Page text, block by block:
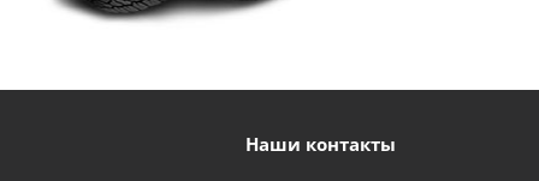
Наши контакты